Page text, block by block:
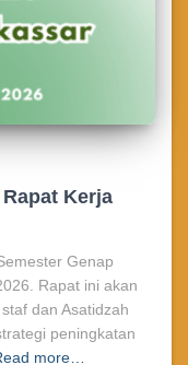
Kerja
Genap
Rapat ini akan
dan Asatidzah
peningkatan
more…